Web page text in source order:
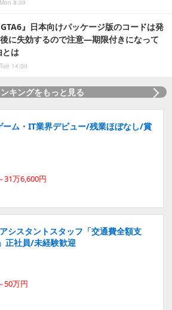
8:09
』日本向けパッケージ版のコードは発
に失効するので注意―期限付きになって
とは
14:00
キングをもっと見る
ム・IT業界デビュー/残業ほぼなし/賞
31万6,600円
シスタントスタッフ「交通費全額支
正社員/未経験歓迎
50万円